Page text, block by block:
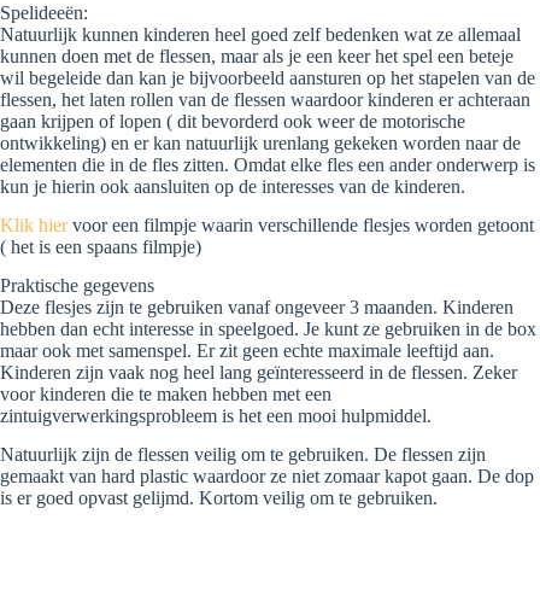
Spelideeën:
Natuurlijk kunnen kinderen heel goed zelf bedenken wat ze allemaal
kunnen doen met de flessen, maar als je een keer het spel een beteje
wil begeleide dan kan je bijvoorbeeld aansturen op het stapelen van de
flessen, het laten rollen van de flessen waardoor kinderen er achteraan
gaan krijpen of lopen ( dit bevorderd ook weer de motorische
ontwikkeling) en er kan natuurlijk urenlang gekeken worden naar de
elementen die in de fles zitten. Omdat elke fles een ander onderwerp is
kun je hierin ook aansluiten op de interesses van de kinderen.
Klik hiervoor een filmpje waarin verschillende flesjes worden getoont
( het is een spaans filmpje)
Praktische gegevens
Deze flesjes zijn te gebruiken vanaf ongeveer 3 maanden. Kinderen
hebben dan echt interesse in speelgoed. Je kunt ze gebruiken in de box
maar ook met samenspel. Er zit geen echte maximale leeftijd aan.
Kinderen zijn vaak nog heel lang geïnteresseerd in de flessen. Zeker
voor kinderen die te maken hebben met een
zintuigverwerkingsprobleem is het een mooi hulpmiddel.
Natuurlijk zijn de flessen veilig om te gebruiken. De flessen zijn
gemaakt van hard plastic waardoor ze niet zomaar kapot gaan. De dop
is er goed opvast gelijmd. Kortom veilig om te gebruiken.